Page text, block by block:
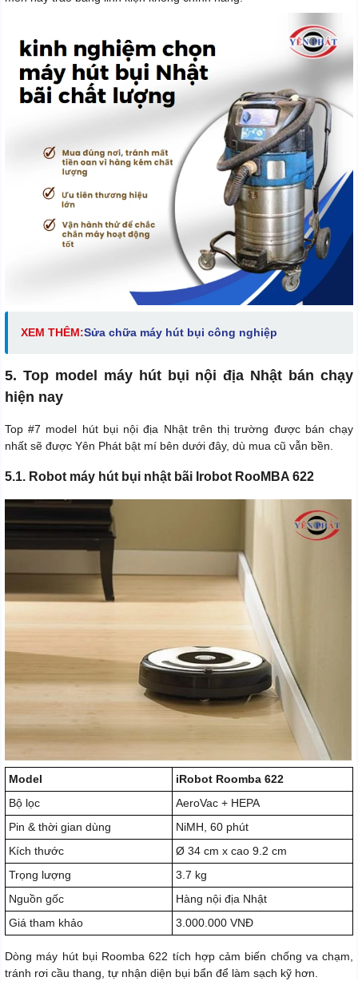
XEM THÊM:Sửa chữa máy hút bụi công nghiệp
5. Top model máy hút bụi nội địa Nhật bán chạy
hiện nay
Top #7 model hút bụi nội địa Nhật trên thị trường được bán chạy
nhất sẽ được Yên Phát bật mí bên dưới đây, dù mua cũ vẫn bền.
5.1. Robot máy hút bụi nhật bãi Irobot RooMBA 622
Model
iRobot Roomba 622
Bộ lọc
AeroVac + HEPA
Pin & thời gian dùng
NiMH, 60 phút
Kích thước
Ø 34 cm x cao 9.2 cm
Trọng lượng
3.7 kg
Nguồn gốc
Hàng nội địa Nhật
Giá tham khảo
3.000.000 VNĐ
Dòng máy hút bụi Roomba 622 tích hợp cảm biến chống va chạm,
tránh rơi cầu thang, tự nhận diện bụi bẩn để làm sạch kỹ hơn.